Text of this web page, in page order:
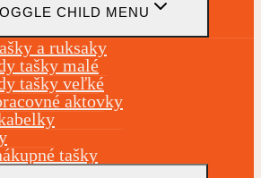
CHILD MENU
a ruksaky
tašky malé
tašky veľké
aktovky
tašky